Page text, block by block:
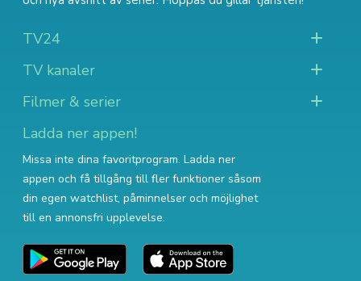
TV24
TV kanaler
Filmer & serier
Ladda ner appen!
Missa inte dina favoritprogram. Ladda ner
appen och få tillgång till fler funktioner såsom
din egen watchlist, påminnelser och möjlighet
till en annonsfri upplevelse.